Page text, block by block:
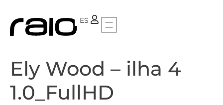
ES
PT
Ely Wood – ilha 4
1.0_FullHD